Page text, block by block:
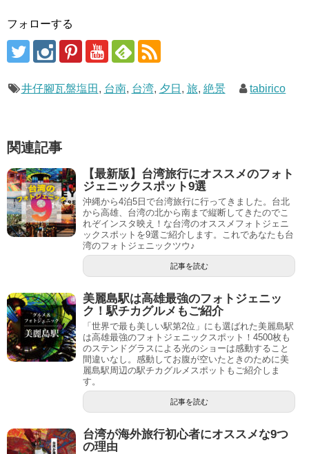
フォローする
井仔腳瓦盤塩田 , 台南, 台湾, 夕日 , 旅, 絶景 tabirico
関連記事
【最新版】台湾旅行にオススメのフォト
ジェニックスポット9選
沖縄から4泊5日で台湾旅行に行ってきました。台北
から高雄、台湾の北から南まで縦断してきたのでこ
れぞインスタ映え！な台湾のオススメフォトジェニ
ックスポットを9選ご紹介します。これであなたも台
湾のフォトジェニックツウ♪
記事を読む
美麗島駅は高雄最強のフォトジェニッ
ク！駅チカグルメもご紹介
「世界で最も美しい駅第2位」にも選ばれた美麗島駅
は高雄最強のフォトジェニックスポット！4500枚も
のステンドグラスによる光のショーは感動すること
間違いなし。感動してお腹が空いたときのために美
麗島駅周辺の駅チカグルメスポットもご紹介しま
す。
記事を読む
台湾が海外旅行初心者にオススメな9つ
の理由